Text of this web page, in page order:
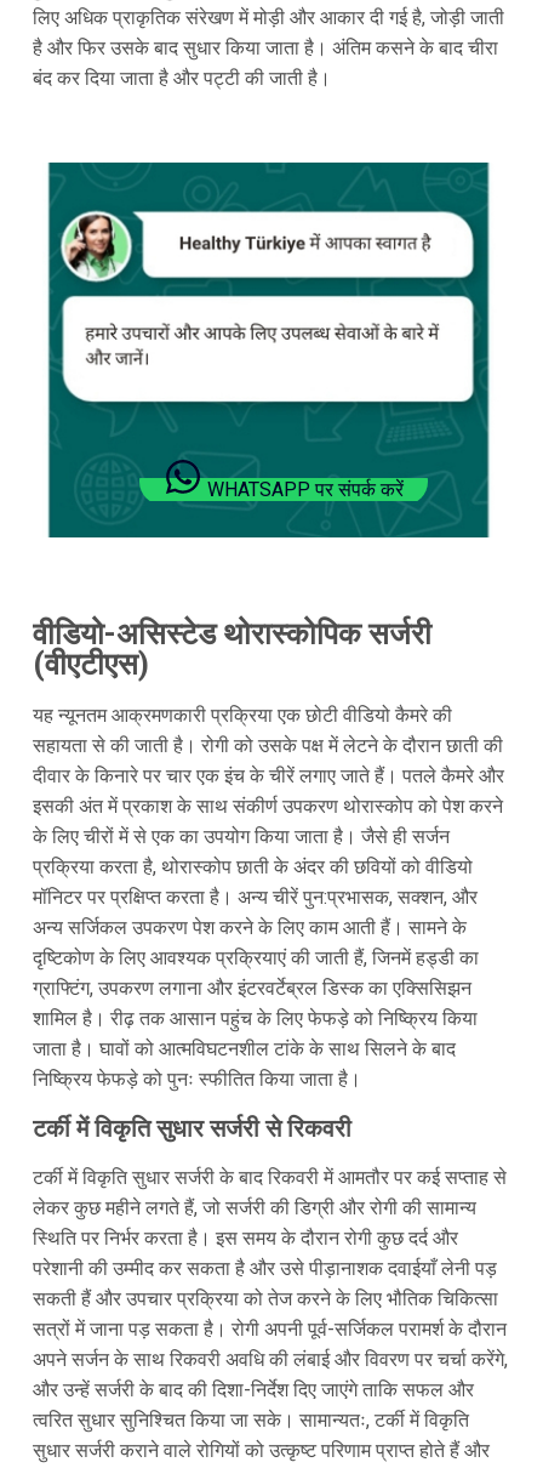
लिए अधिक प्राकृतिक संरेखण में मोड़ी और आकार दी गई है, जोड़ी जाती
है और फिर उसके बाद सुधार किया जाता है। अंतिम कसने के बाद चीरा
बंद कर दिया जाता है और पट्टी की जाती है।
WHATSAPP पर संपर्क करें
वीडियो-असिस्टेड थोरास्कोपिक सर्जरी
(वीएटीएस)
यह न्यूनतम आक्रमणकारी प्रक्रिया एक छोटी वीडियो कैमरे की
सहायता से की जाती है। रोगी को उसके पक्ष में लेटने के दौरान छाती की
दीवार के किनारे पर चार एक इंच के चीरें लगाए जाते हैं। पतले कैमरे और
इसकी अंत में प्रकाश के साथ संकीर्ण उपकरण थोरास्कोप को पेश करने
के लिए चीरों में से एक का उपयोग किया जाता है। जैसे ही सर्जन
प्रक्रिया करता है, थोरास्कोप छाती के अंदर की छवियों को वीडियो
मॉनिटर पर प्रक्षिप्त करता है। अन्य चीरें पुन:प्रभासक, सक्शन, और
अन्य सर्जिकल उपकरण पेश करने के लिए काम आती हैं। सामने के
दृष्टिकोण के लिए आवश्यक प्रक्रियाएं की जाती हैं, जिनमें हड्डी का
ग्राफ्टिंग, उपकरण लगाना और इंटरवर्टेब्रल डिस्क का एक्सिसिझन
शामिल है। रीढ़ तक आसान पहुंच के लिए फेफड़े को निष्क्रिय किया
जाता है। घावों को आत्मविघटनशील टांके के साथ सिलने के बाद
निष्क्रिय फेफड़े को पुनः स्फीतित किया जाता है।
टर्की में विकृति सुधार सर्जरी से रिकवरी
टर्की में विकृति सुधार सर्जरी के बाद रिकवरी में आमतौर पर कई सप्ताह से
लेकर कुछ महीने लगते हैं, जो सर्जरी की डिग्री और रोगी की सामान्य
स्थिति पर निर्भर करता है। इस समय के दौरान रोगी कुछ दर्द और
परेशानी की उम्मीद कर सकता है और उसे पीड़ानाशक दवाईयाँ लेनी पड़
सकती हैं और उपचार प्रक्रिया को तेज करने के लिए भौतिक चिकित्सा
सत्रों में जाना पड़ सकता है। रोगी अपनी पूर्व-सर्जिकल परामर्श के दौरान
अपने सर्जन के साथ रिकवरी अवधि की लंबाई और विवरण पर चर्चा करेंगे,
और उन्हें सर्जरी के बाद की दिशा-निर्देश दिए जाएंगे ताकि सफल और
त्वरित सुधार सुनिश्चित किया जा सके। सामान्यतः, टर्की में विकृति
सुधार सर्जरी कराने वाले रोगियों को उत्कृष्ट परिणाम प्राप्त होते हैं और